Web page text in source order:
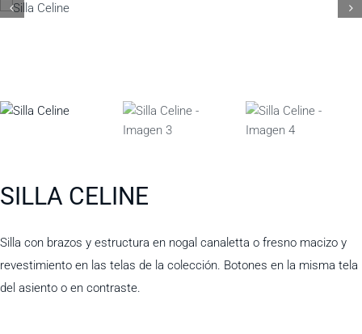
SILLA CELINE
Silla con brazos y estructura en nogal canaletta o fresno macizo y
revestimiento en las telas de la colección. Botones en la misma tela
del asiento o en contraste.